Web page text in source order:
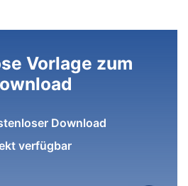
Vorlage zum
Download
verfügbar